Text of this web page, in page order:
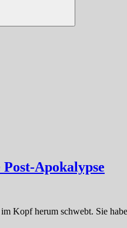
Apokalypse
Kopf herum schwebt. Sie